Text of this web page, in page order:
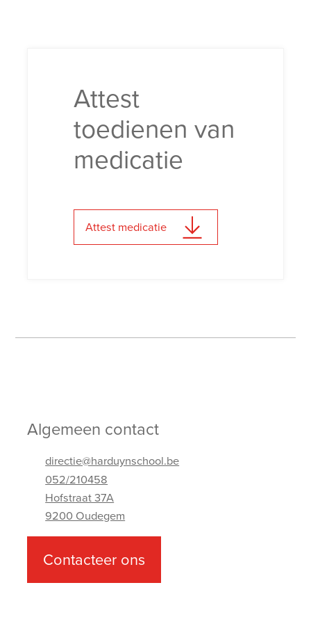
Attest
toedienen van
medicatie
Attest medicatie
Algemeen contact
Adres
Hofstraat 37A
9200 Oudegem
Telefoonnummer
052/210458
E-mailadres
directie@harduynschool.be
Contacteer ons